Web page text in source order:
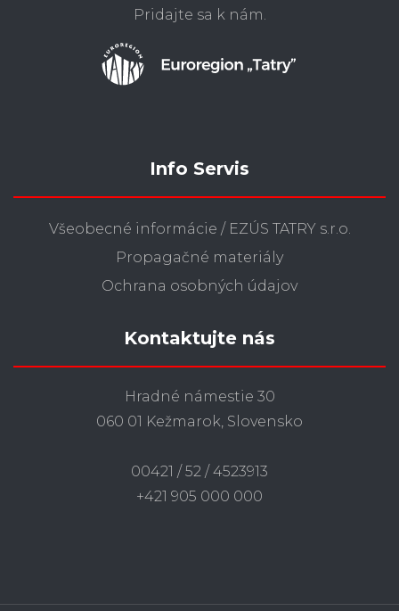
Pridajte sa k nám.
Info Servis
Všeobecné informácie / EZÚS TATRY s.r.o.
Propagačné materiály
Ochrana osobných údajov
Kontaktujte nás
Hradné námestie 30
060 01 Kežmarok, Slovensko
00421 / 52 / 4523913
+421 905 000 000